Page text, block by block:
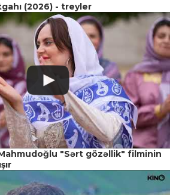
(2026) - treyler
"Sərt gözəllik" filminin